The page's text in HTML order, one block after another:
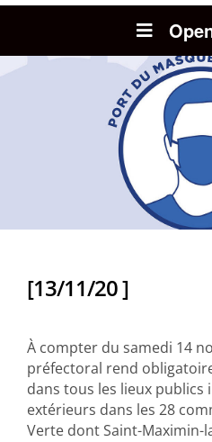
[13/11/20 ]
À compter du samedi 14
préfectoral rend
dans tous les lieux
extérieurs dans les 28
Verte dont Saint-Maximin-